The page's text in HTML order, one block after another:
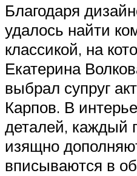
Благодаря
удалось найти
классикой, на
Екатерина
выбрал супруг
Карпов. В
деталей, каждый
изящно
вписываются в